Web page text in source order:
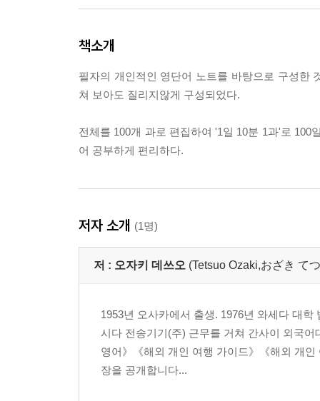
책소개
필자의 개인적인 영단어 노트를 바탕으로 구성한
쳐 보아도 질리지않게 구성되었다.
전체를 100개 과로 편집하여 '1일 10분 1과'로
어 공부하게 편리하다.
저자 소개 (1명)
저 : 오자키 데쓰오 (Tetsuo Ozaki,おざき て
1953년 오사카에서 출생. 1976년 와세다 대
시다 전송기기(주) 근무를 거쳐 간사이 외국
영어》《해외 개인 여행 가이드》《해외 개
장을 공개합니다...